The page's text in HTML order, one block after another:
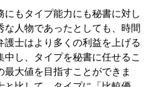
もタイプ能力にも秘書に対し
人物であったとしても、時間
護士はより多くの利益を上げる
中し、タイプを秘書に任せるこ
大値を目指すことができま